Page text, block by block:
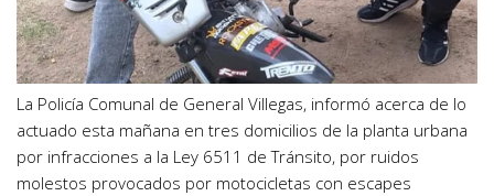
La Policía Comunal de General Villegas, informó acerca de lo
actuado esta mañana en tres domicilios de la planta urbana
por infracciones a la Ley 6511 de Tránsito, por ruidos
molestos provocados por motocicletas con escapes